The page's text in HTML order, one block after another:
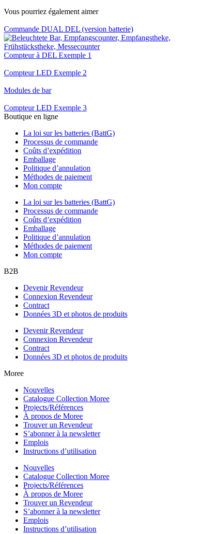
Vous pourriez également aimer
Commande DUAL DEL (version batterie)
Compteur à DEL Exemple 1
Compteur LED Exemple 2
Modules de bar
Compteur LED Exemple 3
Boutique en ligne
La loi sur les batteries (BattG)
Processus de commande
Coûts d’expédition
Emballage
Politique d’annulation
Méthodes de paiement
Mon compte
La loi sur les batteries (BattG)
Processus de commande
Coûts d’expédition
Emballage
Politique d’annulation
Méthodes de paiement
Mon compte
B2B
Devenir Revendeur
Connexion Revendeur
Contract
Données 3D et photos de produits
Devenir Revendeur
Connexion Revendeur
Contract
Données 3D et photos de produits
Moree
Nouvelles
Catalogue Collection Moree
Projects/Références
À propos de Moree
Trouver un Revendeur
S’abonner à la newsletter
Emplois
Instructions d’utilisation
Nouvelles
Catalogue Collection Moree
Projects/Références
À propos de Moree
Trouver un Revendeur
S’abonner à la newsletter
Emplois
Instructions d’utilisation